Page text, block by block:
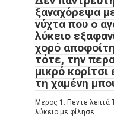
ξαναχόρεψα
νύχτα που ο
λύκειο
χορό
τότε, την
μικρό
τη χαμένη
Μέρος 1: Πέντε λεπτά
λύκειο με φίλησε